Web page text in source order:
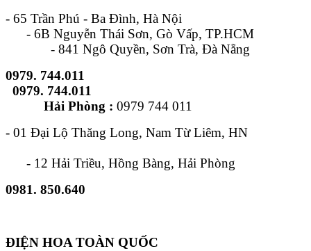
- 65 Trần Phú - Ba Đình, Hà Nội
- 6B Nguyễn Thái Sơn, Gò Vấp, TP.HCM
- 841 Ngô Quyền, Sơn Trà, Đà Nẵng
0979. 744.011
0979. 744.011
Hải Phòng : 0979 744 011
- 01 Đại Lộ Thăng Long, Nam Từ Liêm, HN
- 12 Hải Triều, Hồng Bàng, Hải Phòng
0981. 850.640
ĐIỆN HOA TOÀN QUỐC